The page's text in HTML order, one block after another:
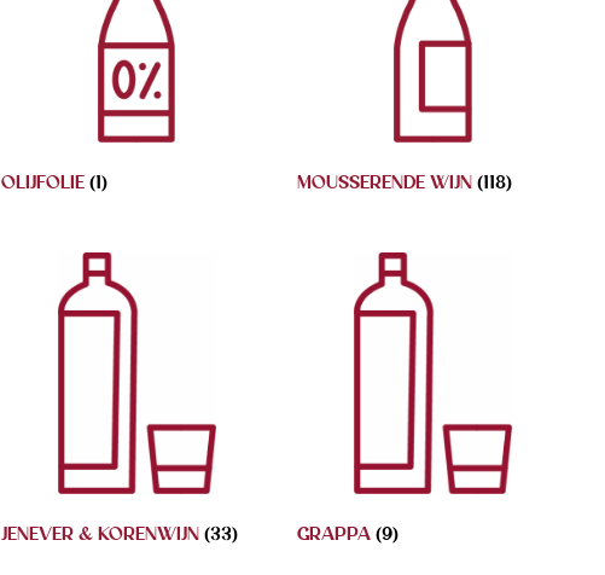
OLIJFOLIE (1) MOUSSERENDE WIJN (118)
JENEVER & KORENWIJN (33) GRAPPA (9)